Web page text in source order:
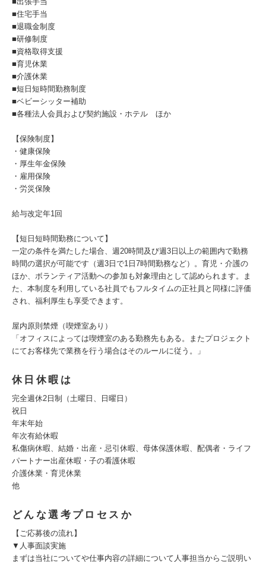
■住宅手当
■退職金制度
■研修制度
■資格取得支援
■育児休業
■介護休業
■短日短時間勤務制度
■ベビーシッター補助
■各種法人会員および契約施設・ホテル ほか
【保険制度】
・健康保険
・厚生年金保険
・雇用保険
・労災保険
給与改定年1回
【短日短時間勤務について】
一定の条件を満たした場合、週20時間及び週3日以上の範囲内で勤務
時間の選択が可能です（週3日で1日7時間勤務など）。育児・介護の
ほか、ボランティア活動への参加も対象理由として認められます。ま
た、本制度を利用している社員でもフルタイムの正社員と同様に評価
され、福利厚生も享受できます。
屋内原則禁煙（喫煙室あり）
「オフィスによっては喫煙室のある勤務先もある。またプロジェクト
にてお客様先で業務を行う場合はそのルールに従う。」
休日休暇は
完全週休2日制（土曜日、日曜日）
祝日
年末年始
年次有給休暇
私傷病休暇、結婚・出産・忌引休暇、母体保護休暇、配偶者・ライフ
パートナー出産休暇・子の看護休暇
介護休業・育児休業
他
どんな選考プロセスか
【ご応募後の流れ】
▼人事面談実施
まずは当社についてや仕事内容の詳細について人事担当からご説明い